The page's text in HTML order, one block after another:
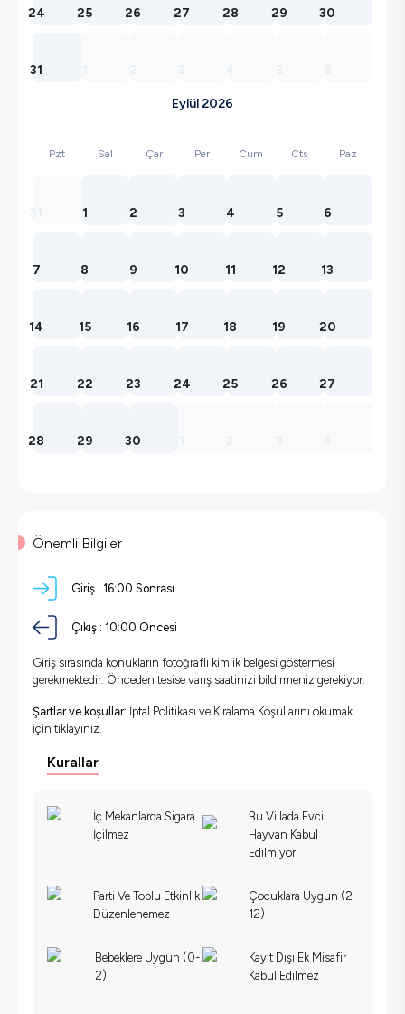
24 25 26 27 28 29 30
31
Eylül 2026
Pzt Sal Çar Per Cum Cts Paz
1 2 3 4 5 6
7 8 9 10 11 12 13
14 15 16 17 18 19 20
21 22 23 24 25 26 27
28 29 30
Önemli Bilgiler
Giriş : 16:00 Sonrası
Çıkış : 10:00 Öncesi
Giriş sırasında konukların fotoğraflı kimlik belgesi göstermesi
gerekmektedir. Önceden tesise varış saatinizi bildirmeniz gerekiyor.
Şartlar ve koşullar: İptal Politikası ve Kiralama Koşullarını okumak
için tıklayınız.
Kurallar
İç Mekanlarda Sigara
İçilmez
Bu Villada Evcil
Hayvan Kabul
Edilmiyor
Parti Ve Toplu Etkinlik
Düzenlenemez
Çocuklara Uygun (2-
12)
Bebeklere Uygun (0-
2)
Kayıt Dışı Ek Misafir
Kabul Edilmez